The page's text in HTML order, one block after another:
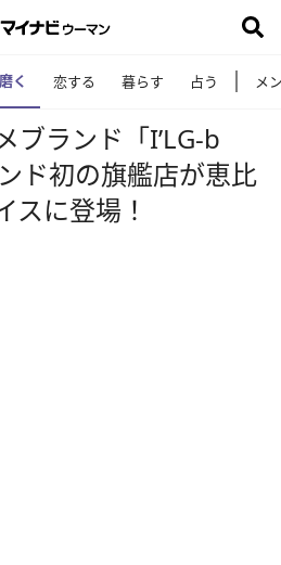
磨く 恋する 暮らす 占う メ
ブランド「I’LG-b
ド初の旗艦店が恵比
スに登場！